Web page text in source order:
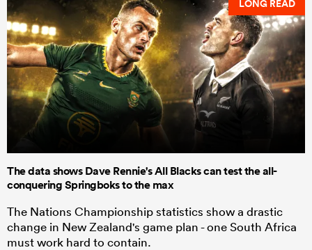
LONG READ
The data shows Dave Rennie's All Blacks can test the all-
conquering Springboks to the max
The Nations Championship statistics show a drastic
change in New Zealand's game plan - one South Africa
must work hard to contain.